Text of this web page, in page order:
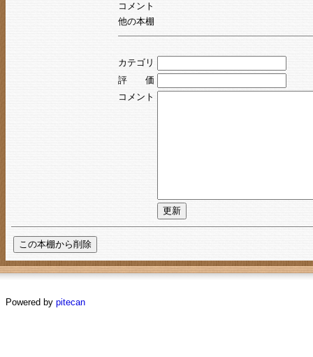
コメント
他の本棚
カテゴリ
評 価
コメント
Powered by pitecan